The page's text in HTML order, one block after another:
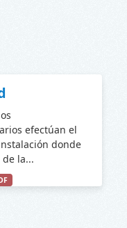
efectúan el
donde
la...